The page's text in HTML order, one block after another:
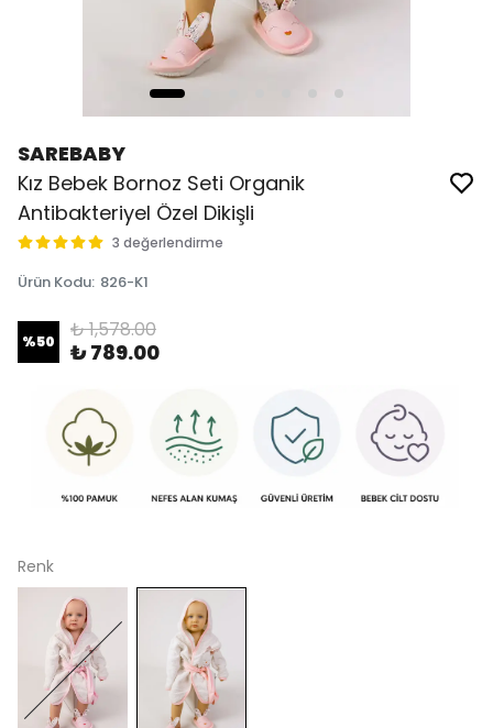
SAREBABY
Kız Bebek Bornoz Seti Organik
Antibakteriyel Özel Dikişli
3 değerlendirme
Ürün Kodu: 826-K1
%50 ₺ 1,578.00
₺ 789.00
Renk